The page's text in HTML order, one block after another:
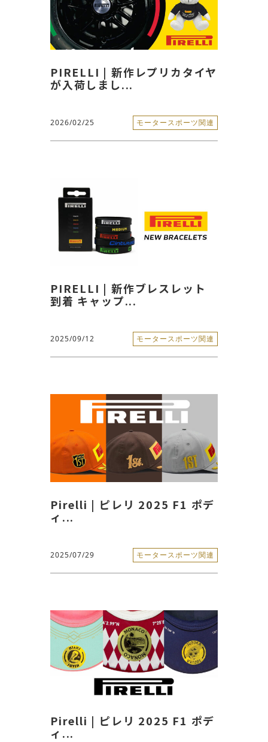
PIRELLI | 新作レプリカタイヤ
が入荷しまし...
2026/02/25 モータースポーツ関連
PIRELLI | 新作ブレスレット
到着 キャップ...
2025/09/12 モータースポーツ関連
Pirelli | ピレリ 2025 F1 ポデ
ィ...
2025/07/29 モータースポーツ関連
Pirelli | ピレリ 2025 F1 ポデ
ィ...